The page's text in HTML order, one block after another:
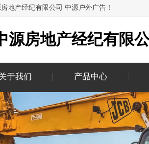
地产经纪有限公司 中源户外广告！
源房地产经纪有限
于我们 产品中心